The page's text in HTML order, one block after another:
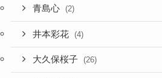
青島心 (2)
井本彩花 (4)
大久保桜子 (26)